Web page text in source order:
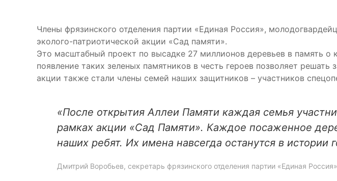
Члены фрязинского отделения партии «Единая Россия»,
эколого-патриотической акции «Сад памяти».
Это масштабный проект по высадке 27 миллионов деревьев в память
появление таких зеленых памятников в честь героев позволяет
акции также стали члены семей наших защитников – участников
«После открытия Аллеи Памяти каждая семья
рамках акции «Сад Памяти». Каждое посаженное
наших ребят. Их имена навсегда останутся в истории
Дмитрий Воробьев, секретарь фрязинского отделения партии «Единая Россия»